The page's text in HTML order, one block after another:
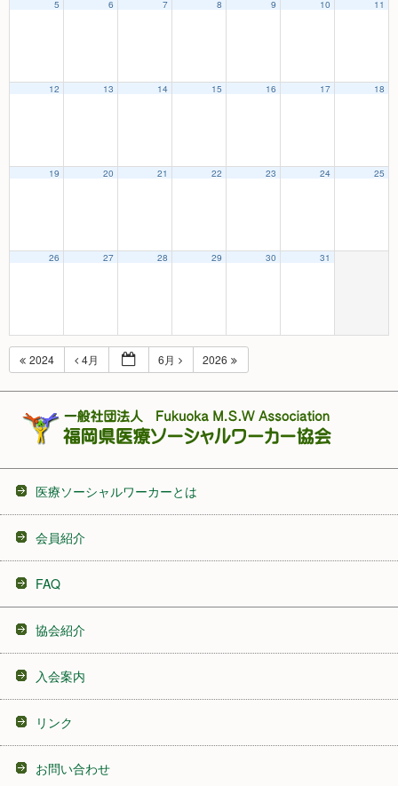
5 6 7 8 9 10 11
12 13 14 15 16 17 18
19 20 21 22 23 24 25
26 27 28 29 30 31
2024 4月 6月 2026
医療ソーシャルワーカーとは
会員紹介
FAQ
協会紹介
入会案内
リンク
お問い合わせ